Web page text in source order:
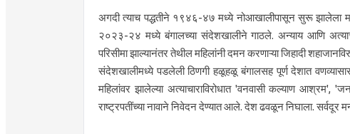
अगदी त्याच पद्धतीने १९४६-४७ मध्ये नोआखालीपासून सुरू झालेला
२०२३-२४ मध्ये बंगालच्या संदेशखालीने गाठले. अन्याय आणि
परिसीमा झाल्यानंतर तेथील महिलांनी दमन करणाऱ्या जिहादी
संदेशखालीमध्ये पडलेली ठिणगी हळूहळू बंगालसह पूर्ण देशात
महिलांवर झालेल्या अत्याचाराविरोधात 'वनवासी कल्याण
राष्ट्रपतींच्या नावाने निवेदन देण्यात आले. देश ढवळून निघाला. सर्वदूर